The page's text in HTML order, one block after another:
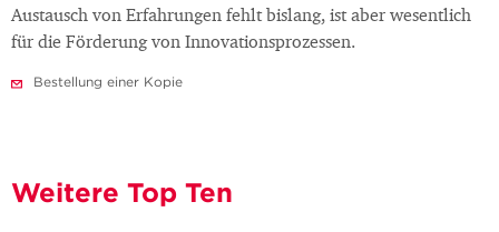
Austausch von Erfahrungen fehlt bislang, ist aber wesentlich
für die Förderung von Innovationsprozessen.
Bestellung einer Kopie
Weitere Top Ten